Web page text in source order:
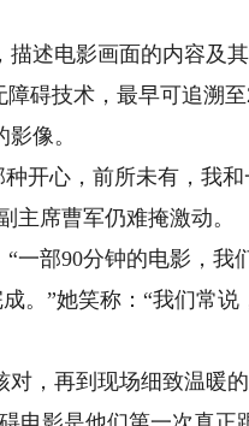
述电影画面的内容及其
碍技术，最早可追溯
像。
开心，前所未有，我
主席曹军仍难掩激动。
部90分钟的电影，我
。”她笑称：“我们常说
，再到现场细致温暖